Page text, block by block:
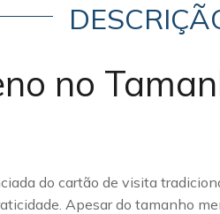
no
do cartão de visita
Apesar do tamanho